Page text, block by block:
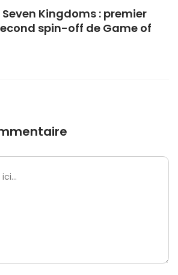
Kingdoms : premier
spin-off de Game of